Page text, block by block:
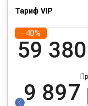
Тариф VIP
- 40%
59
9 897